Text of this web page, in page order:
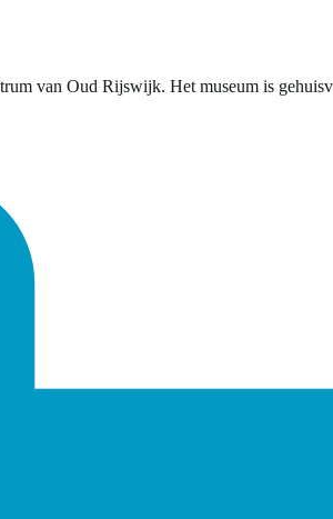
van Oud Rijswijk. Het museum is